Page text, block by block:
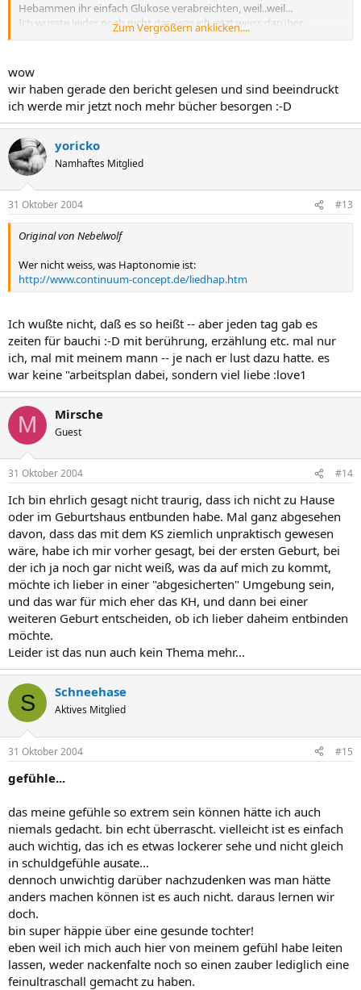
Hebammen ihr einfach Glukose verabreichten, weil..weil...
Ich wusste leider noch nicht das, was ich jetzt weiss darüber.
Das macht mich oft noch traurig, weil ich fühle, meinem Baby von
Anfang an nicht alles gegeben zu haben, nur aus Unwissenheit....🙁
Heulen tue ich auch häufig, allein schon, wenn ich sie beobachte
Wer nicht weiss, was Haptonomie ist:
http://www.continuum-concept.de/liedhap.htm
Zum Vergrößern anklicken....
wow
wir haben gerade den bericht gelesen und sind beeindruckt
ich werde mir jetzt noch mehr bücher besorgen :-D
yoricko
Namhaftes Mitglied
31 Oktober 2004 #13
Original von Nebelwolf
Wer nicht weiss, was Haptonomie ist:
http://www.continuum-concept.de/liedhap.htm
Ich wußte nicht, daß es so heißt -- aber jeden tag gab es
zeiten für bauchi :-D mit berührung, erzählung etc. mal nur
ich, mal mit meinem mann -- je nach er lust dazu hatte. es
war keine "arbeitsplan dabei, sondern viel liebe :love1
M Mirsche
Guest
31 Oktober 2004 #14
Ich bin ehrlich gesagt nicht traurig, dass ich nicht zu Hause
oder im Geburtshaus entbunden habe. Mal ganz abgesehen
davon, dass das mit dem KS ziemlich unpraktisch gewesen
wäre, habe ich mir vorher gesagt, bei der ersten Geburt, bei
der ich ja noch gar nicht weiß, was da auf mich zu kommt,
möchte ich lieber in einer "abgesicherten" Umgebung sein,
und das war für mich eher das KH, und dann bei einer
weiteren Geburt entscheiden, ob ich lieber daheim entbinden
möchte.
Leider ist das nun auch kein Thema mehr...
S Schneehase
Aktives Mitglied
31 Oktober 2004 #15
gefühle...
das meine gefühle so extrem sein können hätte ich auch
niemals gedacht. bin echt überrascht. vielleicht ist es einfach
auch wichtig, das ich es etwas lockerer sehe und nicht gleich
in schuldgefühle ausate...
dennoch unwichtig darüber nachzudenken was man hätte
anders machen können ist es auch nicht. daraus lernen wir
doch.
bin super häppie über eine gesunde tochter!
eben weil ich mich auch hier von meinem gefühl habe leiten
lassen, weder nackenfalte noch so einen zauber lediglich eine
feinultraschall gemacht zu haben.